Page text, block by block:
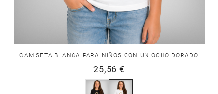
CAMISETA BLANCA PARA NIÑOS CON UN OCHO DORADO
25,56 €